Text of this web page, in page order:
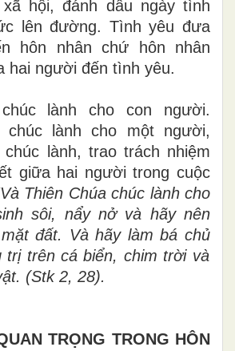
hội, đánh dấu ngày tình
lên đường. Tình yêu đưa
hôn nhân chứ hôn nhân
hai người đến tình yêu.
lành cho con người.
chúc lành cho một người,
lành, trao trách nhiệm
giữa hai người trong cuộc
Thiên Chúa chúc lành cho
sôi, nẩy nở và hãy nên
mặtđất. Và hãy làm bá chủ
trịtrên cá biển, chim trời và
(Stk 2, 28).
TRỌNG TRONG HÔN